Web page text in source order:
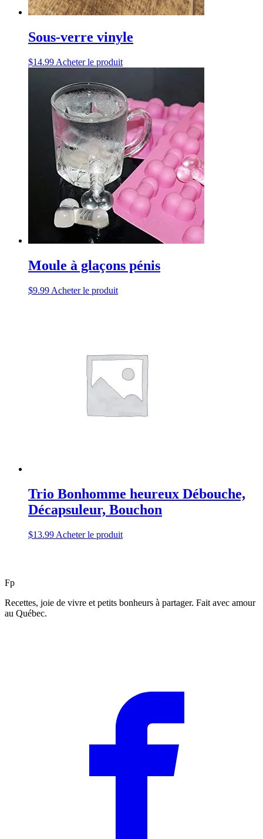
Sous-verre vinyle
$14.99 Acheter le produit
Moule à glaçons pénis
$9.99 Acheter le produit
Trio Bonhomme heureux Débouche,
Décapsuleur, Bouchon
$13.99 Acheter le produit
Fp
Recettes, joie de vivre et petits bonheurs à partager. Fait avec amour
au Québec.